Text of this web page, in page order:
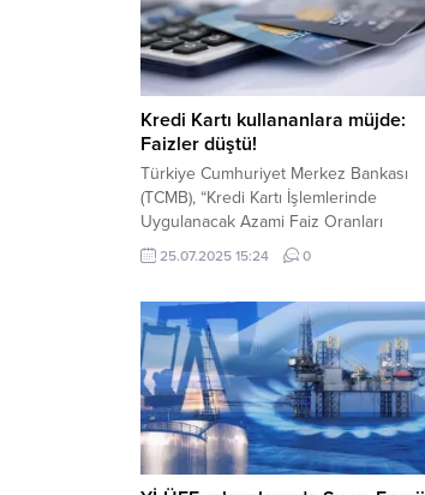
ulaşım planlamasını tamamladı.
maneviyatına uygun şekilde sosyal
dayanışmayı artırmak ve...
Kredi Kartı kullananlara müjde:
Faizler düştü!
Türkiye Cumhuriyet Merkez Bankası
(TCMB), “Kredi Kartı İşlemlerinde
Uygulanacak Azami Faiz Oranları
Hakkında Tebliğ (Sayı: 2020/16)’de
Değişiklik Yapılmasına Dair Tebliğ (Sayı:
güncelleme yaptı. Bugünkü Resmi
Gazete’de yayımlanan tebliğ, bireysel
kurumsal kredi kartları ile nakit avans
işlemlerinde uygulanan azami akdi faiz
oranlarını düşürdü. Tebliğe...
25.07.2025 15:24 0